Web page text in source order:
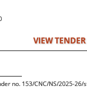
VIEW
no. 153/CNC/NS/2025-26/